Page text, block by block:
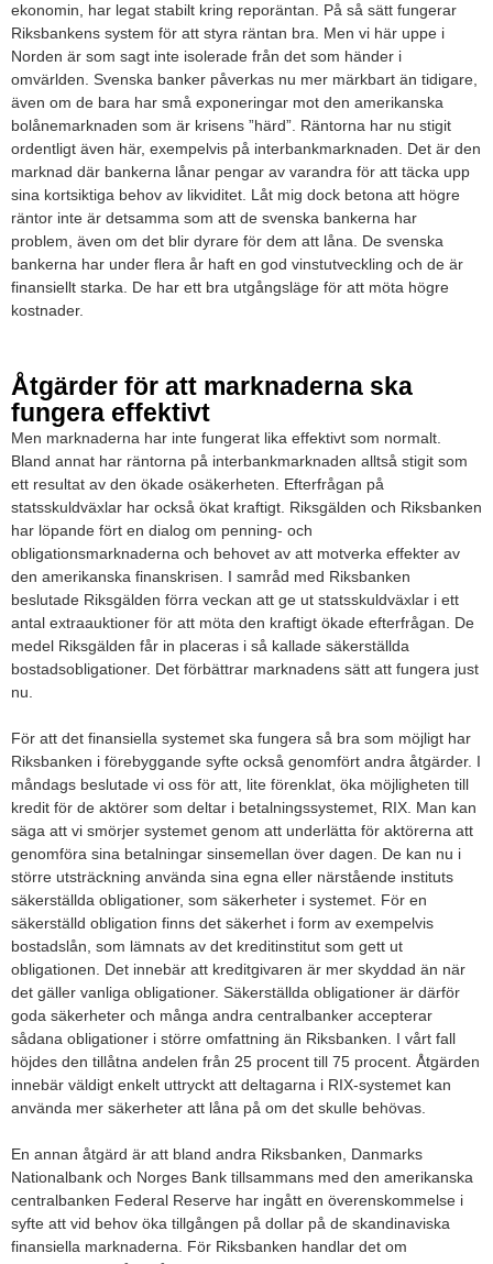
ekonomin, har legat stabilt kring reporäntan. På så sätt fungerar
Riksbankens system för att styra räntan bra. Men vi här uppe i
Norden är som sagt inte isolerade från det som händer i
omvärlden. Svenska banker påverkas nu mer märkbart än tidigare,
även om de bara har små exponeringar mot den amerikanska
bolånemarknaden som är krisens ”härd”. Räntorna har nu stigit
ordentligt även här, exempelvis på interbankmarknaden. Det är den
marknad där bankerna lånar pengar av varandra för att täcka upp
sina kortsiktiga behov av likviditet. Låt mig dock betona att högre
räntor inte är detsamma som att de svenska bankerna har
problem, även om det blir dyrare för dem att låna. De svenska
bankerna har under flera år haft en god vinstutveckling och de är
finansiellt starka. De har ett bra utgångsläge för att möta högre
kostnader.
Åtgärder för att marknaderna ska
fungera effektivt
Men marknaderna har inte fungerat lika effektivt som normalt.
Bland annat har räntorna på interbankmarknaden alltså stigit som
ett resultat av den ökade osäkerheten. Efterfrågan på
statsskuldväxlar har också ökat kraftigt. Riksgälden och Riksbanken
har löpande fört en dialog om penning- och
obligationsmarknaderna och behovet av att motverka effekter av
den amerikanska finanskrisen. I samråd med Riksbanken
beslutade Riksgälden förra veckan att ge ut statsskuldväxlar i ett
antal extraauktioner för att möta den kraftigt ökade efterfrågan. De
medel Riksgälden får in placeras i så kallade säkerställda
bostadsobligationer. Det förbättrar marknadens sätt att fungera just
nu.
För att det finansiella systemet ska fungera så bra som möjligt har
Riksbanken i förebyggande syfte också genomfört andra åtgärder. I
måndags beslutade vi oss för att, lite förenklat, öka möjligheten till
kredit för de aktörer som deltar i betalningssystemet, RIX. Man kan
säga att vi smörjer systemet genom att underlätta för aktörerna att
genomföra sina betalningar sinsemellan över dagen. De kan nu i
större utsträckning använda sina egna eller närstående instituts
säkerställda obligationer, som säkerheter i systemet. För en
säkerställd obligation finns det säkerhet i form av exempelvis
bostadslån, som lämnats av det kreditinstitut som gett ut
obligationen. Det innebär att kreditgivaren är mer skyddad än när
det gäller vanliga obligationer. Säkerställda obligationer är därför
goda säkerheter och många andra centralbanker accepterar
sådana obligationer i större omfattning än Riksbanken. I vårt fall
höjdes den tillåtna andelen från 25 procent till 75 procent. Åtgärden
innebär väldigt enkelt uttryckt att deltagarna i RIX-systemet kan
använda mer säkerheter att låna på om det skulle behövas.
En annan åtgärd är att bland andra Riksbanken, Danmarks
Nationalbank och Norges Bank tillsammans med den amerikanska
centralbanken Federal Reserve har ingått en överenskommelse i
syfte att vid behov öka tillgången på dollar på de skandinaviska
finansiella marknaderna. För Riksbanken handlar det om